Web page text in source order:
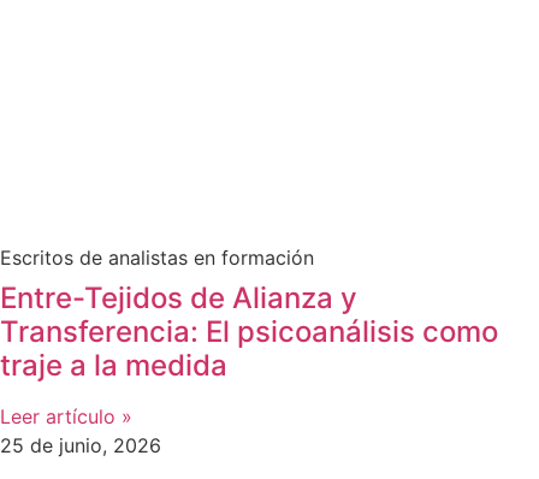
Escritos de analistas en formación
Entre-Tejidos de Alianza y
Transferencia: El psicoanálisis como
traje a la medida
Leer artículo »
25 de junio, 2026